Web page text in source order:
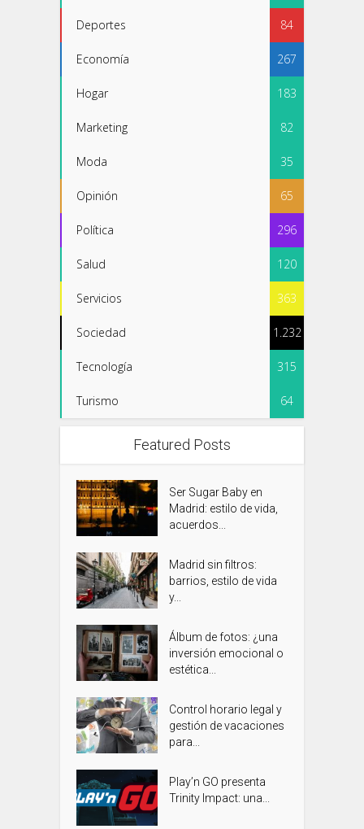
Deportes 84
Economía 267
Hogar 183
Marketing 82
Moda 35
Opinión 65
Política 296
Salud 120
Servicios 363
Sociedad 1.232
Tecnología 315
Turismo 64
Featured Posts
Ser Sugar Baby en
Madrid: estilo de vida,
acuerdos...
Madrid sin filtros:
barrios, estilo de vida
y...
Álbum de fotos: ¿una
inversión emocional o
estética...
Control horario legal y
gestión de vacaciones
para...
Play’n GO presenta
Trinity Impact: una...